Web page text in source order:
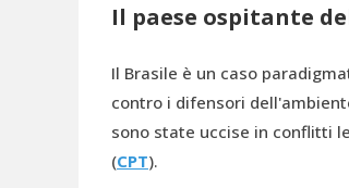
Il paese ospitante
Il Brasile è un caso
contro i difensori
sono state uccise in conflitti
(CPT).